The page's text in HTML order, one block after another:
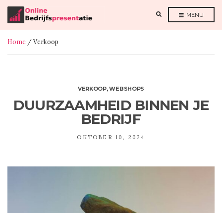
A
E
M
MENU
Home / Verkoop
VERKOOP,WEBSHOPS
DUURZAAMHEID BINNEN JE
BEDRIJF
OKTOBER 10, 2024